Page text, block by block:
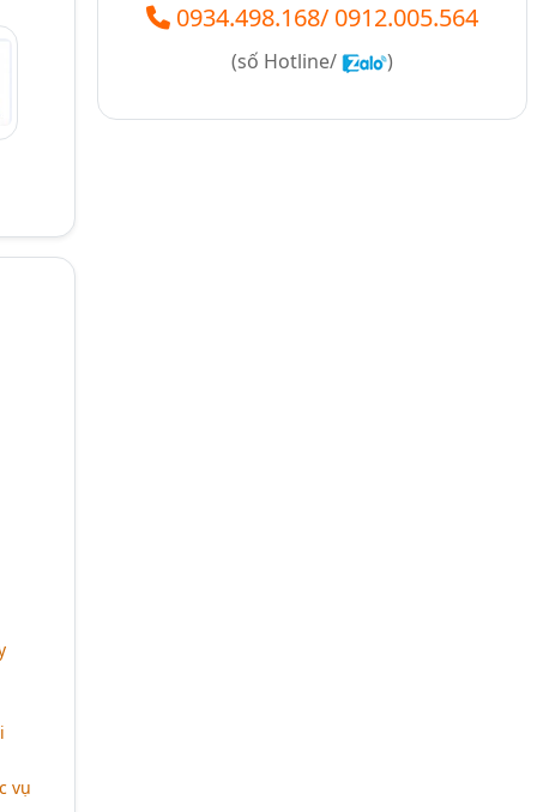
vụ
0934.498.168/ 0912.005.564
(số Hotline/ )